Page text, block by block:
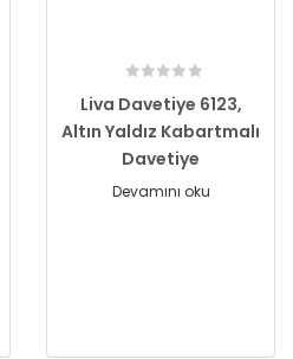
Liva Davetiye 6123,
Altın Yaldız Kabartmalı
Davetiye
Devamını oku